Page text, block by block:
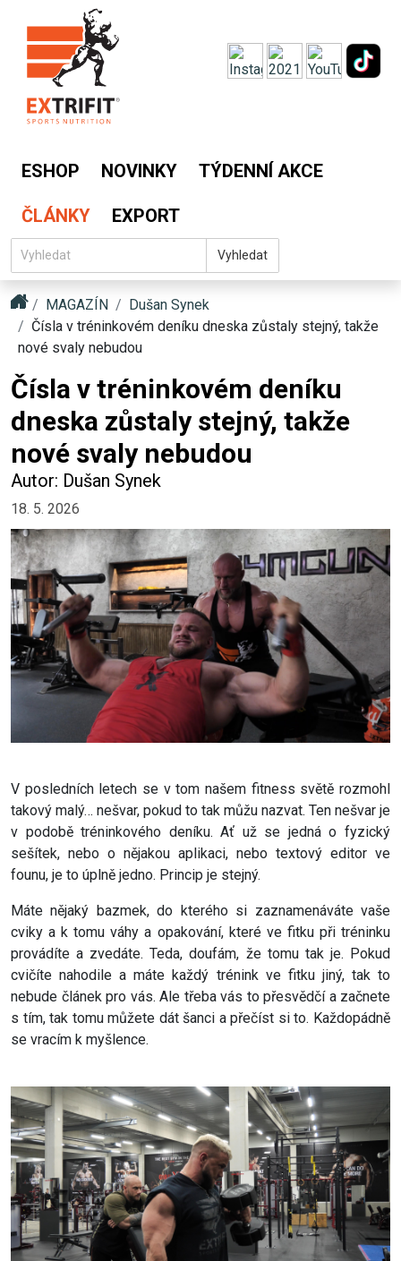
ESHOP NOVINKY TÝDENNÍ AKCE
ČLÁNKY EXPORT
Vyhledat
MAGAZÍN
Dušan Synek
Čísla v tréninkovém deníku dneska zůstaly stejný, takže
nové svaly nebudou
Čísla v tréninkovém deníku
dneska zůstaly stejný, takže
nové svaly nebudou
Autor: Dušan Synek
18. 5. 2026
V posledních letech se v tom našem fitness světě rozmohl
takový malý… nešvar, pokud to tak můžu nazvat. Ten nešvar je
v podobě tréninkového deníku. Ať už se jedná o fyzický
sešítek, nebo o nějakou aplikaci, nebo textový editor ve
founu, je to úplně jedno. Princip je stejný.
Máte nějaký bazmek, do kterého si zaznamenáváte vaše
cviky a k tomu váhy a opakování, které ve fitku při tréninku
provádíte a zvedáte. Teda, doufám, že tomu tak je. Pokud
cvičíte nahodile a máte každý trénink ve fitku jiný, tak to
nebude článek pro vás. Ale třeba vás to přesvědčí a začnete
s tím, tak tomu můžete dát šanci a přečíst si to. Každopádně
se vracím k myšlence.